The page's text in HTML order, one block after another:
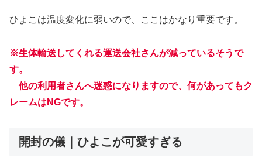
ひよこは温度変化に弱いので、ここはかなり重要です。
※生体輸送してくれる運送会社さんが減っているそうで
す。
他の利用者さんへ迷惑になりますので、何があってもク
レームはNGです。
開封の儀｜ひよこが可愛すぎる